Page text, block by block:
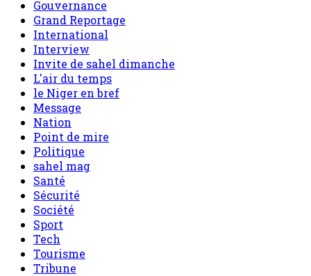
Gouvernance
Grand Reportage
International
Interview
Invite de sahel dimanche
L'air du temps
le Niger en bref
Message
Nation
Point de mire
Politique
sahel mag
Santé
Sécurité
Société
Sport
Tech
Tourisme
Tribune